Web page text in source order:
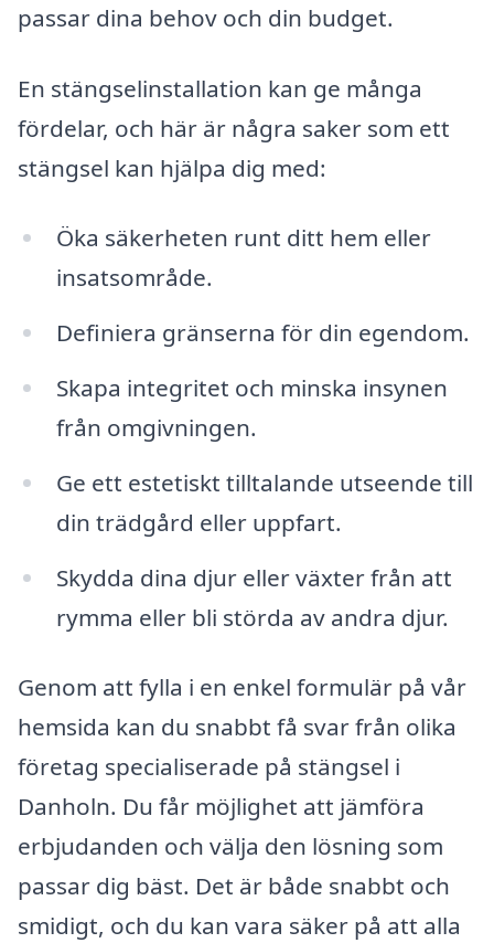
passar dina behov och din budget.
En stängselinstallation kan ge många
fördelar, och här är några saker som ett
stängsel kan hjälpa dig med:
Öka säkerheten runt ditt hem eller
insatsområde.
Definiera gränserna för din egendom.
Skapa integritet och minska insynen
från omgivningen.
Ge ett estetiskt tilltalande utseende till
din trädgård eller uppfart.
Skydda dina djur eller växter från att
rymma eller bli störda av andra djur.
Genom att fylla i en enkel formulär på vår
hemsida kan du snabbt få svar från olika
företag specialiserade på stängsel i
Danholn. Du får möjlighet att jämföra
erbjudanden och välja den lösning som
passar dig bäst. Det är både snabbt och
smidigt, och du kan vara säker på att alla